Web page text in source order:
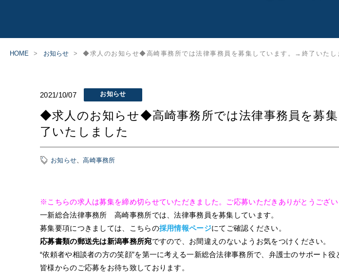
HOME お知らせ ◆求人のお知らせ◆高崎事務所では法律事務員を募集しています。→終了いたし
2021/10/07 お知らせ
◆求人のお知らせ◆高崎事務所では法律事務員を募
了いたしました
お知らせ、高崎事務所
※こちらの求人は募集を締め切らせていただきました。ご応募いただきありがとうござ
一新総合法律事務所 高崎事務所では、法律事務員を募集しています。
募集要項につきましては、こちらの採用情報ページにてご確認ください。
応募書類の郵送先は新潟事務所宛ですので、お間違えのないようお気をつけください。
“依頼者や相談者の方の笑顔”を第一に考える一新総合法律事務所で、弁護士のサポート役
皆様からのご応募をお待ち致しております。